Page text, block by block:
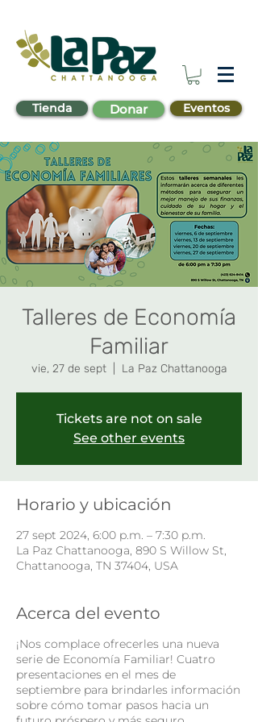
Tienda Donar Eventos
Talleres de Economía
Familiar
vie, 27 de sept
  |
La Paz Chattanooga
Tickets are not on sale
See other events
Horario y ubicación
27 sept 2024, 6:00 p.m. – 7:30 p.m.
La Paz Chattanooga, 890 S Willow St,
Chattanooga, TN 37404, USA
Acerca del evento
¡Nos complace ofrecerles una nueva
serie de Economía Familiar! Cuatro
presentaciones en el mes de
septiembre para brindarles información
sobre cómo tomar pasos hacia un